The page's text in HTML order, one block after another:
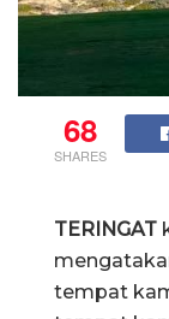
68
SHARES
TERINGAT
tempat